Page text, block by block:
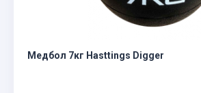
Медбол 7кг Hasttings Digger